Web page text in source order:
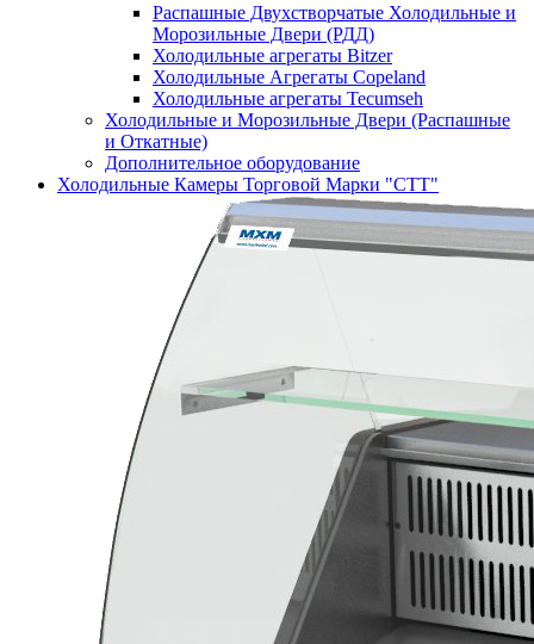
Распашные Двухстворчатые Холодильные и
Морозильные Двери (РДД)
Холодильные агрегаты Bitzer
Холодильные Агрегаты Copeland
Холодильные агрегаты Tecumseh
Холодильные и Морозильные Двери (Распашные
и Откатные)
Дополнительное оборудование
Холодильные Камеры Торговой Марки "СТТ"